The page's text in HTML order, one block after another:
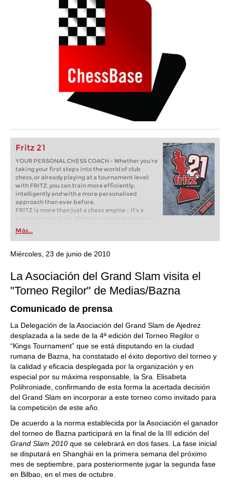
Fritz 21
YOUR PERSONAL CHESS COACH - Whether you’re
taking your first steps into the world of club
chess, or already playing at a tournament level:
with FRITZ, you can train more efficiently,
intelligently and with a more personalised
approach than ever before.
FRITZ is more than just a chess engine – it’s a
training revolution! Whether you’re taking your
first steps into the world of club chess, or already
playing at a tournament level: with FRITZ, you can
train more efficiently, intelligently and with a
more personalised approach than ever before.
Más...
Miércoles, 23 de junio de 2010
La Asociación del Grand Slam visita el
"Torneo Regilor" de Medias/Bazna
Comunicado de prensa
La Delegación de la Asociación del Grand Slam de Ajedrez
desplazada a la sede de la 4ª edición del Torneo Regilor o
“Kings Tournament” que se está disputando en la ciudad
rumana de Bazna, ha constatado el éxito deportivo del torneo y
la calidad y eficacia desplegada por la organización y en
especial por su máxima responsable, la Sra. Elisabeta
Polihroniade, confirmando de esta forma la acertada decisión
del Grand Slam en incorporar a este torneo como invitado para
la competición de este año.
De acuerdo a la norma establecida por la Asociación el ganador
del torneo de Bazna participará en la final de la III edición del
Grand Slam 2010 que se celebrará en dos fases. La fase inicial
se disputará en Shanghái en la primera semana del próximo
mes de septiembre, para posteriormente jugar la segunda fase
en Bilbao, en el mes de octubre.